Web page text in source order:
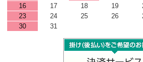
16
17 18 19
23
24 25 26
30
31